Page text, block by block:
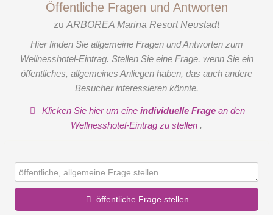
Öffentliche Fragen und Antworten
zu ARBOREA Marina Resort Neustadt
Hier finden Sie allgemeine Fragen und Antworten zum
Wellnesshotel-Eintrag. Stellen Sie eine Frage, wenn Sie ein
öffentliches, allgemeines Anliegen haben, das auch andere
Besucher interessieren könnte.
Klicken Sie hier um eineindividuelle Frage an den
Wellnesshotel-Eintrag zu stellen .
öffentliche Frage stellen